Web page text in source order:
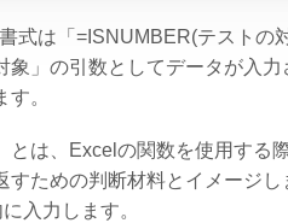
式は「=ISNUMBER(テストの
象」の引数としてデータが入力
。
は、Excelの関数を使用する
すための判断材料とイメージし
入力します。